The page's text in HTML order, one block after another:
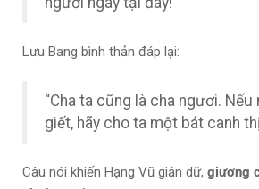
Lưu Bang bình thản đáp lại:
“Cha ta cũng là cha ngươi.
giết, hãy cho ta một bát canh
Câu nói khiến Hạng Vũ giận dữ, giương